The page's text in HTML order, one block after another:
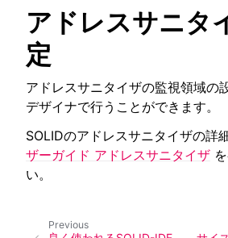
アドレスサニタ
定
アドレスサニタイザの監視領域の
デザイナで行うことができます。
SOLIDのアドレスサニタイザの詳
ザーガイド アドレスサニタイザ
い。
Previous